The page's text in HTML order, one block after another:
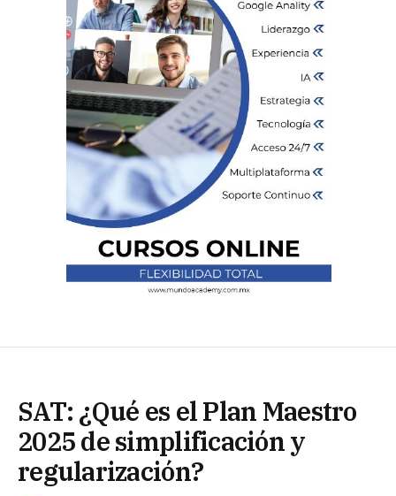
SAT: ¿Qué es el Plan Maestro
2025 de simplificación y
regularización?